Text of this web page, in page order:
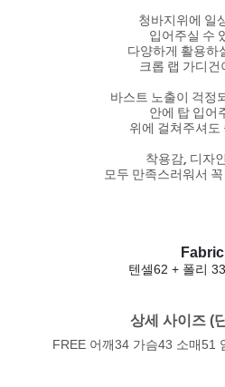
청바지위에 일
입어주실 수
다양하게 활용하
크롭 랩 가디
바스트 노출이 걱정
안에 탑 입어
위에 걸쳐주셔도
착용감, 디자
모두 만족스러워서
Fabric
텐셀62 + 폴리
상세 사이즈 (
FREE 어깨34 가슴43 소매51